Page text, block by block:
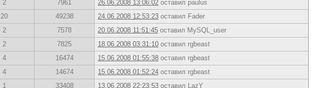
2 7961 26.06.2008 13:06:02 оставил paulus
20 49238 24.06.2008 12:53:23 оставил Fader
2 7578 20.06.2008 11:51:45 оставил MySQL_user
2 7825 18.06.2008 03:31:10 оставил rgbeast
4 16474 15.06.2008 01:55:38 оставил rgbeast
4 14674 15.06.2008 01:52:24 оставил rgbeast
1 33408 13.06.2008 22:23:53 оставил LazY